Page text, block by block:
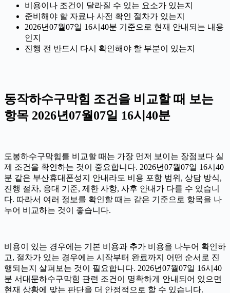
비용이나 조건이 달라질 수 있는 요소가 있는지
준비해야 할 자료나 사전 확인 절차가 있는지
2026년07월07일 16시40분 기준으로 현재 안내되는 내용
인지
진행 전 반드시 다시 확인해야 할 부분이 있는지
동작하수구막힘 조건을 비교할 때 보는
항목 2026년07월07일 16시40분
도봉하수구막힘를 비교할 때는 가장 먼저 보이는 장점보다 실
제 조건을 확인하는 것이 중요합니다. 2026년07월07일 16시40
분 같은 부산휴대폰성지 안내라도 비용 포함 범위, 상담 방식,
진행 절차, 응대 기준, 제한 사항, 사후 안내가 다를 수 있습니
다. 따라서 여러 정보를 확인할 때는 같은 기준으로 항목을 나
누어 비교하는 것이 좋습니다.
비용이 있는 경우에는 기본 비용과 추가 비용을 나누어 확인하
고, 절차가 있는 경우에는 시작부터 완료까지 어떤 순서로 진
행되는지 살펴보는 것이 필요합니다. 2026년07월07일 16시40
분 서대문하수구막힘 관련 조건이 명확하게 안내되어 있으면
현재 상황에 맞는 판단을 더 안정적으로 할 수 있습니다.